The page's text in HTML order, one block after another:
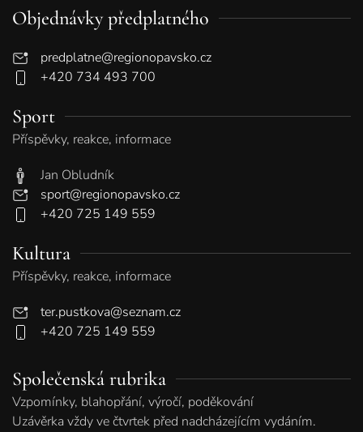
Objednávky předplatného
predplatne@regionopavsko.cz
+420 734 493 700
Sport
Příspěvky, reakce, informace
Jan Obludník
sport@regionopavsko.cz
+420 725 149 559
Kultura
Příspěvky, reakce, informace
ter.pustkova@seznam.cz
+420 725 149 559
Společenská rubrika
Vzpomínky, blahopřání, výročí, poděkování
Uzávěrka vždy ve čtvrtek před nadcházejícím vydáním.